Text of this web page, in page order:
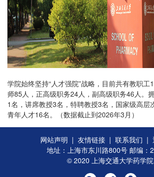
学院始终坚持“人才强院”战略，目前共有教职工
师85人，正高级职务24人，副高级职务46人。
1名，讲席教授3名，特聘教授3名，国家级高层
青年人才16名。（数据截止到2026年3月）
网站声明 | 友情链接 | 联系我们 |
地址：上海市东川路800号 邮编：
© 2020 上海交通大学药学院